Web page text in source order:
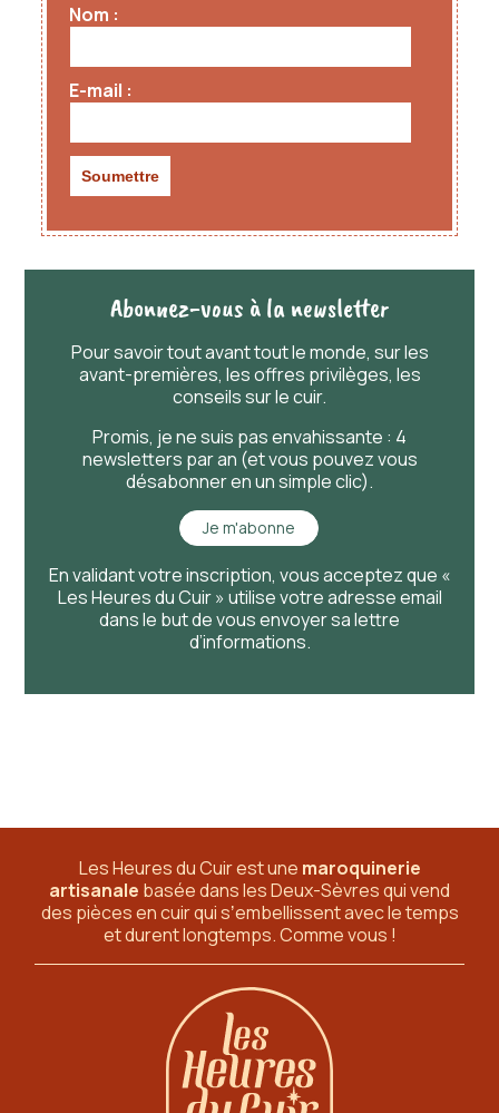
Nom
E-mail
Abonnez-vous à la newsletter
Pour savoirtoutavanttoutle monde, sur les
avant-premières, les offres privilèges, les
conseils sur le cuir.
Promis, je ne suis pas envahissante : 4
newsletters par an (et vous pouvez vous
désabonner en un simple clic).
Je m'abonne
En validant votre inscription, vous acceptez que «
Les Heures du Cuir » utilise votre adresse email
dans le but de vous envoyer sa lettre
d’informations.
Les Heures du Cuir est une maroquinerie
artisanale basée dans les Deux-Sèvresqui vend
des pièces en cuir qui sʼembellissent avec le temps
et durent longtemps. Comme vous !